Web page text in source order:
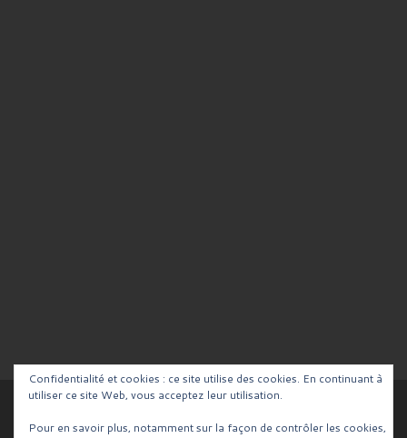
Confidentialité et cookies : ce site utilise des cookies. En continuant à
utiliser ce site Web, vous acceptez leur utilisation.
Pour en savoir plus, notamment sur la façon de contrôler les cookies,